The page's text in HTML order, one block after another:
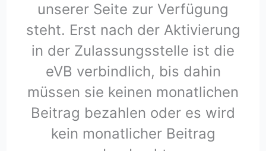
unserer Seite zur Verfügung
steht. Erst nach der Aktivierung
in der Zulassungsstelle ist die
eVB verbindlich, bis dahin
müssen sie keinen monatlichen
Beitrag bezahlen oder es wird
kein monatlicher Beitrag